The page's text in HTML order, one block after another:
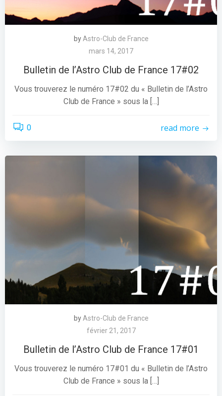
by Astro-Club de France
mars 14, 2017
Bulletin de l’Astro Club de France 17#02
Vous trouverez le numéro 17#02 du « Bulletin de l’Astro
Club de France » sous la […]
0 read more
by Astro-Club de France
février 21, 2017
Bulletin de l’Astro Club de France 17#01
Vous trouverez le numéro 17#01 du « Bulletin de l’Astro
Club de France » sous la […]